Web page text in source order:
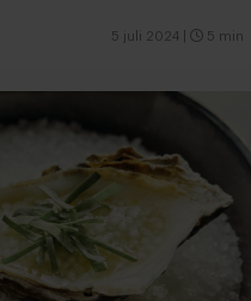
5 juli 2024 5 min